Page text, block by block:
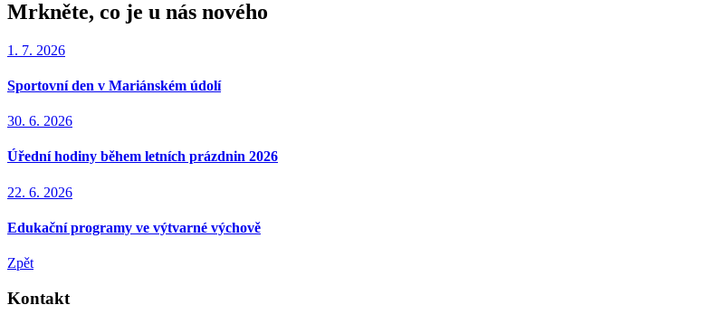
Mrkněte, co je u nás nového
1. 7. 2026
Sportovní den v Mariánském údolí
30. 6. 2026
Úřední hodiny během letních prázdnin 2026
22. 6. 2026
Edukační programy ve výtvarné výchově
Zpět
Kontakt